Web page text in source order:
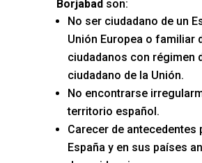
Borjabadson:
No ser ciudadano de un
Unión Europea o familiar
ciudadanos con régimen
ciudadano de la Unión.
No encontrarse
territorio español.
Carecer de antecedentes
España y en sus países